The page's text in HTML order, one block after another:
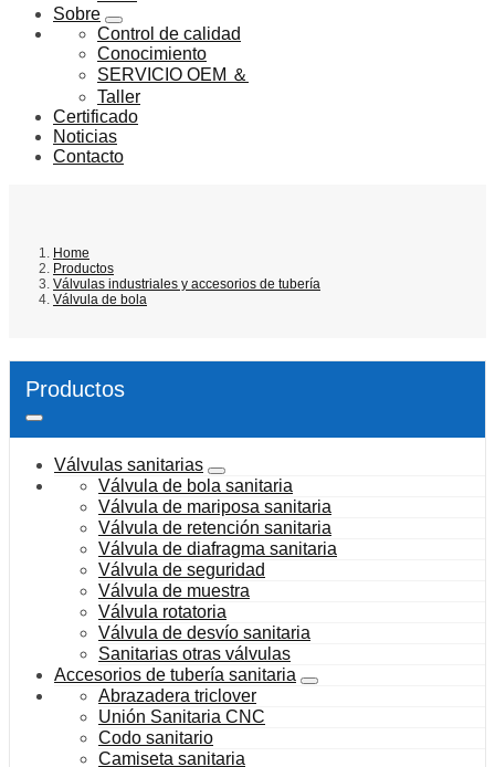
Sobre
Control de calidad
Conocimiento
SERVICIO OEM ＆
Taller
Certificado
Noticias
Contacto
Home
Productos
Válvulas industriales y accesorios de tubería
Válvula de bola
Productos
Válvulas sanitarias
Válvula de bola sanitaria
Válvula de mariposa sanitaria
Válvula de retención sanitaria
Válvula de diafragma sanitaria
Válvula de seguridad
Válvula de muestra
Válvula rotatoria
Válvula de desvío sanitaria
Sanitarias otras válvulas
Accesorios de tubería sanitaria
Abrazadera triclover
Unión Sanitaria CNC
Codo sanitario
Camiseta sanitaria